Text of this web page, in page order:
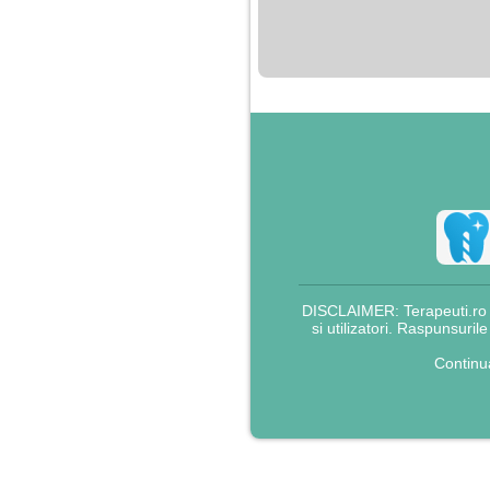
pentru bani.
DISCLAIMER:
si utilizatori.